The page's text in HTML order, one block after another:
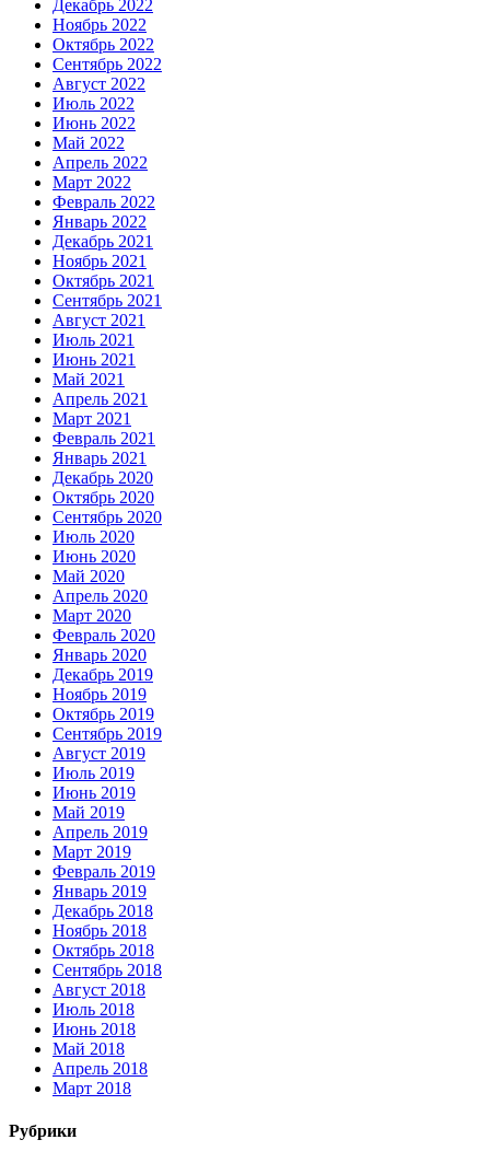
Декабрь 2022
Ноябрь 2022
Октябрь 2022
Сентябрь 2022
Август 2022
Июль 2022
Июнь 2022
Май 2022
Апрель 2022
Март 2022
Февраль 2022
Январь 2022
Декабрь 2021
Ноябрь 2021
Октябрь 2021
Сентябрь 2021
Август 2021
Июль 2021
Июнь 2021
Май 2021
Апрель 2021
Март 2021
Февраль 2021
Январь 2021
Декабрь 2020
Октябрь 2020
Сентябрь 2020
Июль 2020
Июнь 2020
Май 2020
Апрель 2020
Март 2020
Февраль 2020
Январь 2020
Декабрь 2019
Ноябрь 2019
Октябрь 2019
Сентябрь 2019
Август 2019
Июль 2019
Июнь 2019
Май 2019
Апрель 2019
Март 2019
Февраль 2019
Январь 2019
Декабрь 2018
Ноябрь 2018
Октябрь 2018
Сентябрь 2018
Август 2018
Июль 2018
Июнь 2018
Май 2018
Апрель 2018
Март 2018
Рубрики